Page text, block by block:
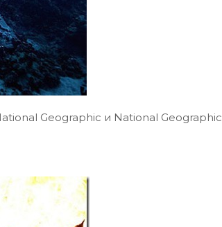
Geographic и National Geographic